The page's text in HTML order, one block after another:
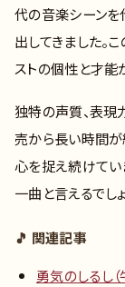
代の音楽シーンを
出してきました。
ストの個性と才能
独特の声質、表現
売から長い時間が
心を捉え続けて
一曲と言えるでしょ
🎵 関連記事
勇気のしるし